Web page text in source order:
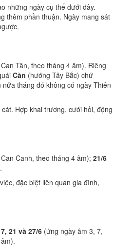
những ngày cụ thể dưới đây.
thêm phần thuận. Ngày mang sát
Tân, theo tháng 4 âm). Riêng
Càn (hướng Tây Bắc) chứ
tháng đó không có ngày Thiên
Hợp khai trương, cưới hỏi, động
Canh, theo tháng 4 âm); 21/6
đặc biệt liên quan gia đình,
21 và 27/6 (ứng ngày âm 3, 7,